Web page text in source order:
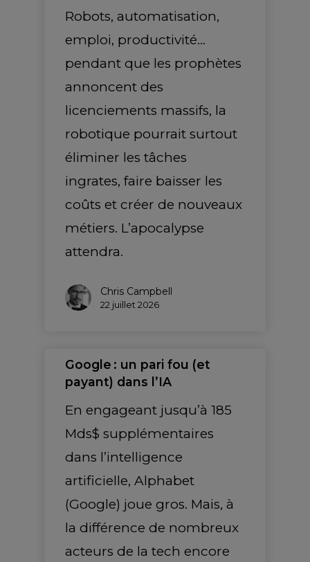
Robots, automatisation,
emploi, productivité…
pendant que les prophètes
annoncent des
licenciements massifs, la
robotique pourrait surtout
éliminer les tâches
ingrates, faire baisser les
coûts et créer de nouveaux
métiers. L’apocalypse
attendra.
Chris Campbell
22 juillet 2026
Google : un pari fou (et
payant) dans l’IA
En engageant jusqu’à 185
Mds$ supplémentaires
dans l’intelligence
artificielle, Alphabet
(Google) joue gros. Mais, à
la différence de nombreux
acteurs de la tech encore